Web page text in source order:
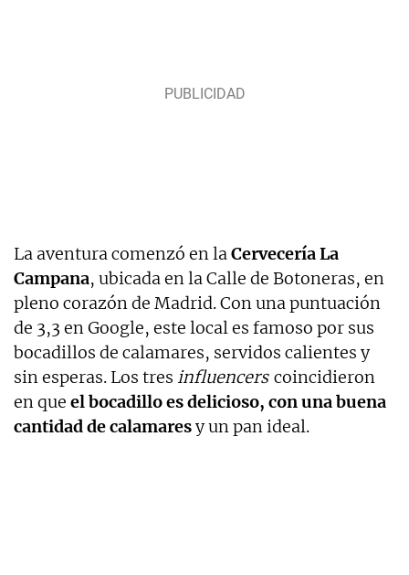
La aventura comenzó en laCervecería La
Campana, ubicada en la Calle de Botoneras, en
pleno corazón de Madrid. Con una puntuación
de 3,3 en Google, este local es famoso por sus
bocadillos de calamares, servidos calientes y
sin esperas. Los tres influencers coincidieron
en que el bocadillo es delicioso, con una buena
cantidad de calamaresy un pan ideal.